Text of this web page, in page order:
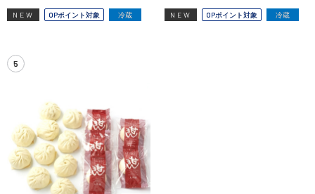
NEW OPポイント対象 冷蔵 NEW OPポイント対象 冷蔵
5